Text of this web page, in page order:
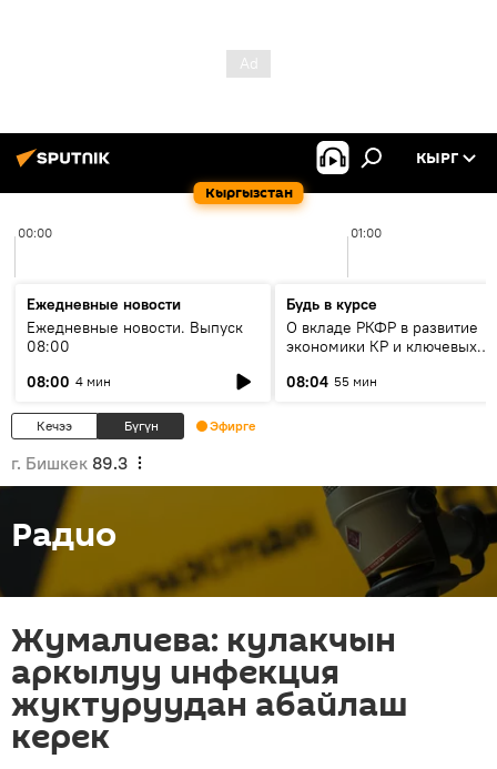
Кыргызстан
КЫРГ
00:00 01:00
Ежедневные новости
Ежедневные новости. Выпуск
08:00
08:00 4 мин
Будь в курсе
О вкладе РКФР в развитие
экономики КР и ключевых
08:04 55 мин
Кечээ Бүгүн Эфирге
г. Бишкек 89.3
Радио
Жумалиева: кулакчын
аркылуу инфекция
жуктуруудан абайлаш
керек